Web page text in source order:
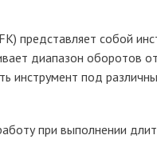
представляет собой
диапазон оборотов
инструмент под
при выполнении